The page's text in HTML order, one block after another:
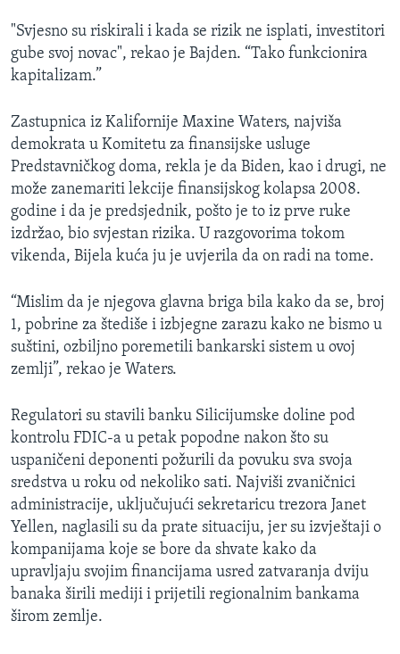
"Svjesno su riskirali i kada se rizik ne isplati, investitori
gube svoj novac", rekao je Bajden. “Tako funkcionira
kapitalizam.”
Zastupnica iz Kalifornije Maxine Waters, najviša
demokrata u Komitetu za finansijske usluge
Predstavničkog doma, rekla je da Biden, kao i drugi, ne
može zanemariti lekcije finansijskog kolapsa 2008.
godine i da je predsjednik, pošto je to iz prve ruke
izdržao, bio svjestan rizika. U razgovorima tokom
vikenda, Bijela kuća ju je uvjerila da on radi na tome.
“Mislim da je njegova glavna briga bila kako da se, broj
1, pobrine za štediše i izbjegne zarazu kako ne bismo u
suštini, ozbiljno poremetili bankarski sistem u ovoj
zemlji”, rekao je Waters.
Regulatori su stavili banku Silicijumske doline pod
kontrolu FDIC-a u petak popodne nakon što su
uspaničeni deponenti požurili da povuku sva svoja
sredstva u roku od nekoliko sati. Najviši zvaničnici
administracije, uključujući sekretaricu trezora Janet
Yellen, naglasili su da prate situaciju, jer su izvještaji o
kompanijama koje se bore da shvate kako da
upravljaju svojim financijama usred zatvaranja dviju
banaka širili mediji i prijetili regionalnim bankama
širom zemlje.